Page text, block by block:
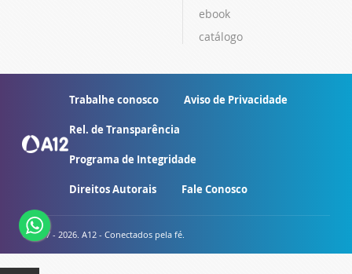
ebook
catálogo
Trabalhe conosco Aviso de Privacidade
Rel. de Transparência
Programa de Integridade
Direitos Autorais Fale Conosco
© 2007 - 2026. A12 - Conectados pela fé.